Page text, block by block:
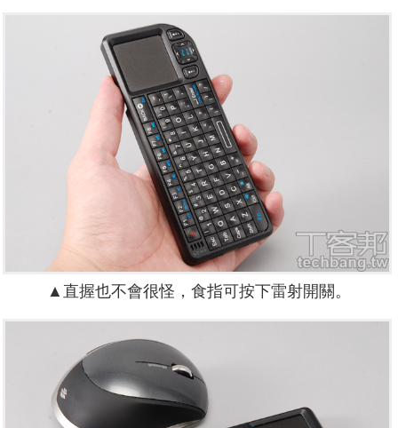
▲直握也不會很怪，食指可按下雷射開關。